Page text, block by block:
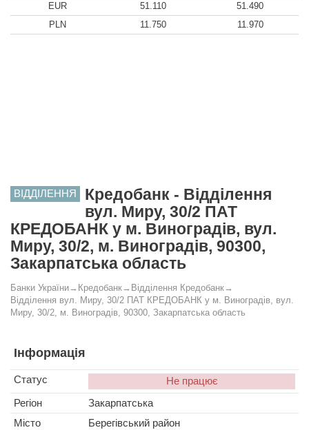
EUR
51.110
51.490
PLN
11.750 11.970
ВІДДІЛЕННЯ
Кредобанк - Відділення
вул. Миру, 30/2 ПАТ
КРЕДОБАНК у м. Виноградів, вул.
Миру, 30/2, м. Виноградів, 90300,
Закарпатська область
Банки України→ Кредобанк→ Відділення Кредобанк→
Відділення вул. Миру, 30/2 ПАТ КРЕДОБАНК у м. Виноградів, вул.
Миру, 30/2, м. Виноградів, 90300, Закарпатська область
Інформація
Статус
Не працює
Регіон
Закарпатська
Місто
Берегівський район